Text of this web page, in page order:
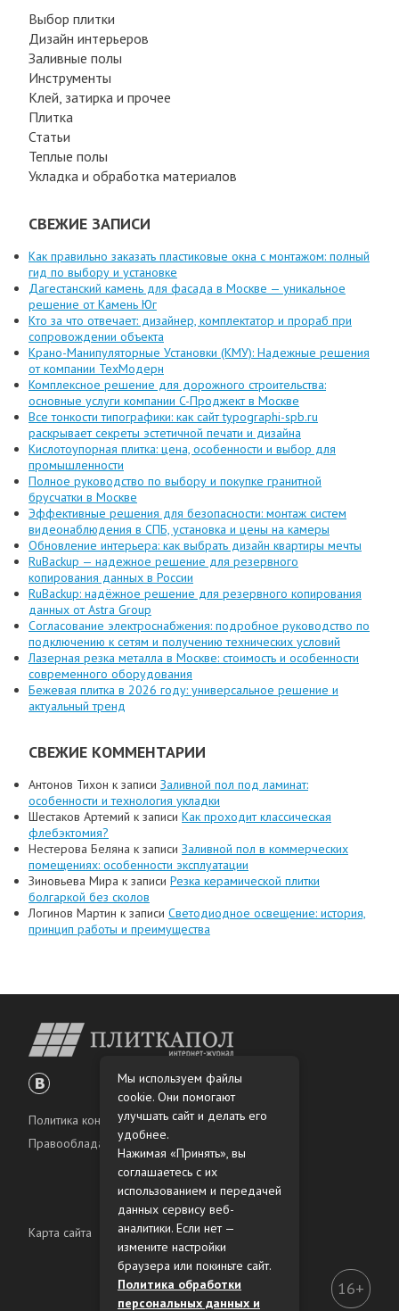
Выбор плитки
Дизайн интерьеров
Заливные полы
Инструменты
Клей, затирка и прочее
Плитка
Статьи
Теплые полы
Укладка и обработка материалов
СВЕЖИЕ ЗАПИСИ
Как правильно заказать пластиковые окна с монтажом: полный
гид по выбору и установке
Дагестанский камень для фасада в Москве — уникальное
решение от Камень Юг
Кто за что отвечает: дизайнер, комплектатор и прораб при
сопровождении объекта
Крано-Манипуляторные Установки (КМУ): Надежные решения
от компании ТехМодерн
Комплексное решение для дорожного строительства:
основные услуги компании C-Проджект в Москве
Все тонкости типографики: как сайт typographi-spb.ru
раскрывает секреты эстетичной печати и дизайна
Кислотоупорная плитка: цена, особенности и выбор для
промышленности
Полное руководство по выбору и покупке гранитной
брусчатки в Москве
Эффективные решения для безопасности: монтаж систем
видеонаблюдения в СПБ, установка и цены на камеры
Обновление интерьера: как выбрать дизайн квартиры мечты
RuBackup — надежное решение для резервного
копирования данных в России
RuBackup: надёжное решение для резервного копирования
данных от Astra Group
Согласование электроснабжения: подробное руководство по
подключению к сетям и получению технических условий
Лазерная резка металла в Москве: стоимость и особенности
современного оборудования
Бежевая плитка в 2026 году: универсальное решение и
актуальный тренд
СВЕЖИЕ КОММЕНТАРИИ
Антонов Тихон к записи Заливной пол под ламинат:
особенности и технология укладки
Шестаков Артемий к записи Как проходит классическая
флебэктомия?
Нестерова Беляна к записи Заливной пол в коммерческих
помещениях: особенности эксплуатации
Зиновьева Мира к записи Резка керамической плитки
болгаркой без сколов
Логинов Мартин к записи Светодиодное освещение: история,
принцип работы и преимущества
Политика конфиденциальности
Правообладателям
Карта сайта
16+
Мы используем файлы
cookie. Они помогают
улучшать сайт и делать его
удобнее.
Нажимая «Принять», вы
соглашаетесь с их
использованием и передачей
данных сервису веб-
аналитики. Если нет —
измените настройки
браузера или покиньте сайт.
Политика обработки
персональных данных и